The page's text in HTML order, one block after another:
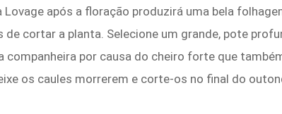
Lovage após a floração produzirá uma bela
de cortar a planta. Selecione um grande, pote
companheira por causa do cheiro forte que
os caules morrerem e corte-os no final do